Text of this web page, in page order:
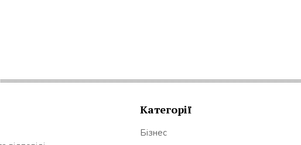
Категорії
Бізнес